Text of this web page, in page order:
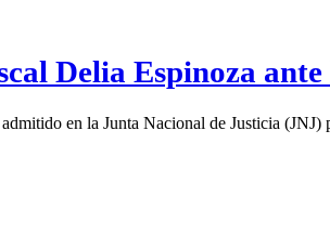
Delia Espinoza
en la Junta Nacional de Justicia